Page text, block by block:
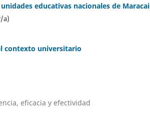
educativas nacionales de
a)
contexto universitario
eficacia y efectividad